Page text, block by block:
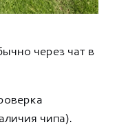
через чат в
чипа).